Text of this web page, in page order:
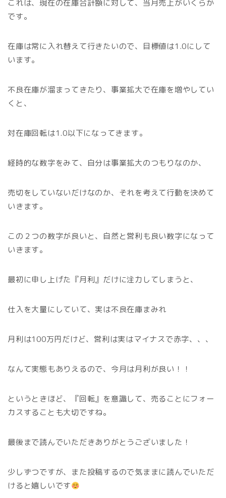
これは、現在の在庫合計額に対して、当月売上がいくらか
です。
在庫は常に入れ替えて行きたいので、目標値は1.0にして
います。
不良在庫が溜まってきたり、事業拡大で在庫を増やしてい
くと、
対在庫回転は1.0以下になってきます。
経時的な数字をみて、自分は事業拡大のつもりなのか、
売切をしていないだけなのか、それを考えて行動を決めて
いきます。
この２つの数字が良いと、自然と営利も良い数字になって
いきます。
最初に申し上げた『月利』だけに注力してしまうと、
仕入を大量にしていて、実は不良在庫まみれ
月利は100万円だけど、営利は実はマイナスで赤字、、、
なんて実態もありえるので、今月は月利が良い！！
というときほど、『回転』を意識して、売ることにフォー
カスすることも大切ですね。
最後まで読んでいただきありがとうございました！
少しずつですが、また投稿するので気ままに読んでいただ
けると嬉しいです